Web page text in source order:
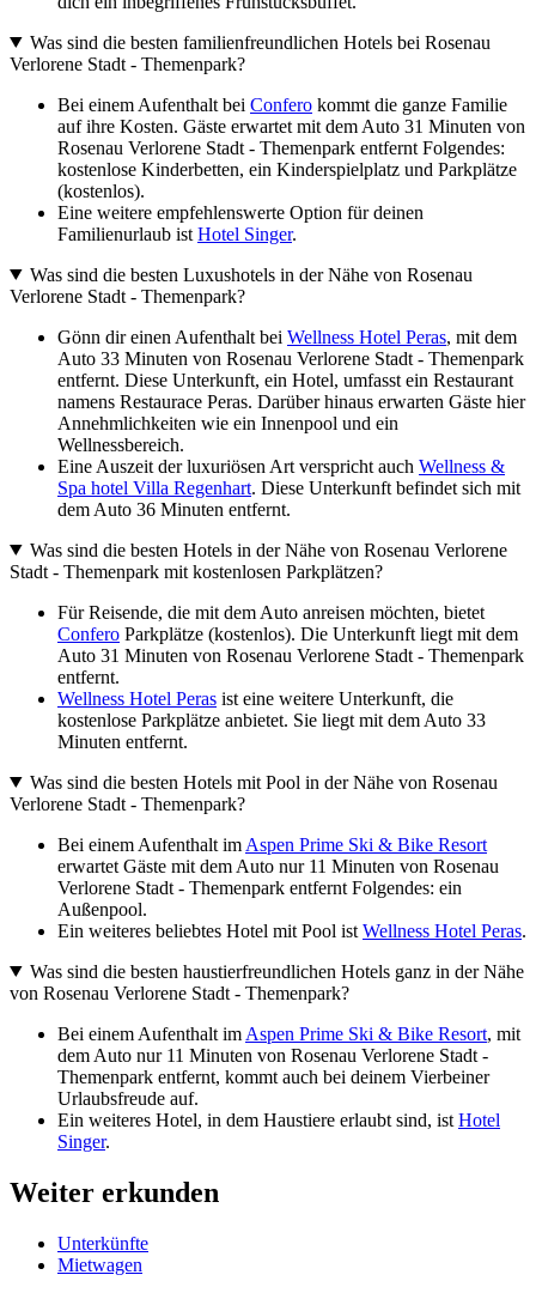
Was sind die besten familienfreundlichen Hotels bei Rosenau
Verlorene Stadt - Themenpark?
Bei einem Aufenthalt bei Confero kommt die ganze Familie
auf ihre Kosten. Gäste erwartet mit dem Auto 31 Minuten von
Rosenau Verlorene Stadt - Themenpark entfernt Folgendes:
kostenlose Kinderbetten, ein Kinderspielplatz und Parkplätze
(kostenlos).
Eine weitere empfehlenswerte Option für deinen
Familienurlaub ist Hotel Singer.
Was sind die besten Luxushotels in der Nähe von Rosenau
Verlorene Stadt - Themenpark?
Gönn dir einen Aufenthalt bei Wellness Hotel Peras, mit dem
Auto 33 Minuten von Rosenau Verlorene Stadt - Themenpark
entfernt. Diese Unterkunft, ein Hotel, umfasst ein Restaurant
namens Restaurace Peras. Darüber hinaus erwarten Gäste hier
Annehmlichkeiten wie ein Innenpool und ein
Wellnessbereich.
Eine Auszeit der luxuriösen Art verspricht auch Wellness &
Spa hotel Villa Regenhart. Diese Unterkunft befindet sich mit
dem Auto 36 Minuten entfernt.
Was sind die besten Hotels in der Nähe von Rosenau Verlorene
Stadt - Themenpark mit kostenlosen Parkplätzen?
Für Reisende, die mit dem Auto anreisen möchten, bietet
Confero Parkplätze (kostenlos). Die Unterkunft liegt mit dem
Auto 31 Minuten von Rosenau Verlorene Stadt - Themenpark
entfernt.
Wellness Hotel Peras ist eine weitere Unterkunft, die
kostenlose Parkplätze anbietet. Sie liegt mit dem Auto 33
Minuten entfernt.
Was sind die besten Hotels mit Pool in der Nähe von Rosenau
Verlorene Stadt - Themenpark?
Bei einem Aufenthalt im Aspen Prime Ski & Bike Resort
erwartet Gäste mit dem Auto nur 11 Minuten von Rosenau
Verlorene Stadt - Themenpark entfernt Folgendes: ein
Außenpool.
Ein weiteres beliebtes Hotel mit Pool ist Wellness Hotel Peras.
Was sind die besten haustierfreundlichen Hotels ganz in der Nähe
von Rosenau Verlorene Stadt - Themenpark?
Bei einem Aufenthalt im Aspen Prime Ski & Bike Resort, mit
dem Auto nur 11 Minuten von Rosenau Verlorene Stadt -
Themenpark entfernt, kommt auch bei deinem Vierbeiner
Urlaubsfreude auf.
Ein weiteres Hotel, in dem Haustiere erlaubt sind, ist Hotel
Singer.
Weiter erkunden
Unterkünfte
Mietwagen